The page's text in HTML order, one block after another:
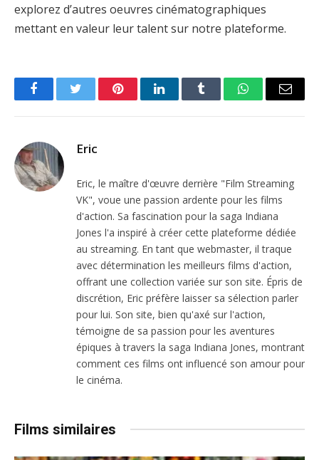
explorez d’autres oeuvres cinématographiques
mettant en valeur leur talent sur notre plateforme.
FacebookTwitter PinterestLinkedInTumblr WhatsAppEmail
Eric
Eric, le maître d'œuvre derrière "Film Streaming
VK", voue une passion ardente pour les films
d'action. Sa fascination pour la saga Indiana
Jones l'a inspiré à créer cette plateforme dédiée
au streaming. En tant que webmaster, il traque
avec détermination les meilleurs films d'action,
offrant une collection variée sur son site. Épris de
discrétion, Eric préfère laisser sa sélection parler
pour lui. Son site, bien qu'axé sur l'action,
témoigne de sa passion pour les aventures
épiques à travers la saga Indiana Jones, montrant
comment ces films ont influencé son amour pour
le cinéma.
Films similaires